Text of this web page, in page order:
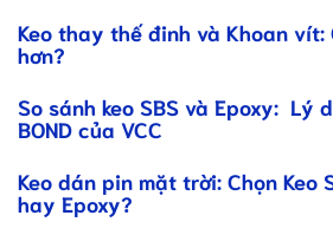
Keo thay thế đinh và Khoan
hơn?
So sánh keo SBS và Epoxy: Lý
BOND của VCC
Keo dán pin mặt trời: Chọn Keo
hay Epoxy?